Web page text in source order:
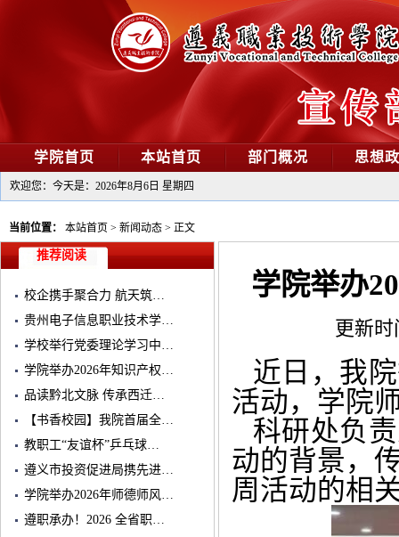
学院首页 本站首页 部门概况 思想
欢迎您：今天是： 2026年8月6日 星期四
当前位置： 本站首页 > 新闻动态 > 正文
推荐阅读
校企携手聚合力 航天筑…
贵州电子信息职业技术学…
学校举行党委理论学习中…
学院举办2026年知识产权…
品读黔北文脉 传承西迁…
【书香校园】我院首届全…
教职工“友谊杯”乒乓球…
遵义市投资促进局携先进…
学院举办2026年师德师风…
遵职承办！2026 全省职…
学院举办
更新时
近日，我
活动，学院
科研处负
动的背景，
周活动的相